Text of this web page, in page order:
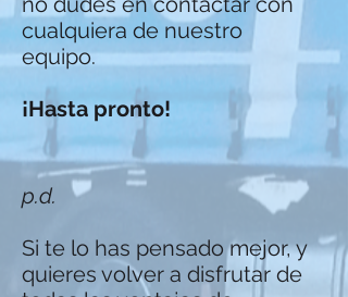
cualquiera de nuestro
equipo.
¡Hasta pronto!
p.d.
Si te lo has pensado mejor, y
quieres volver a disfrutar de